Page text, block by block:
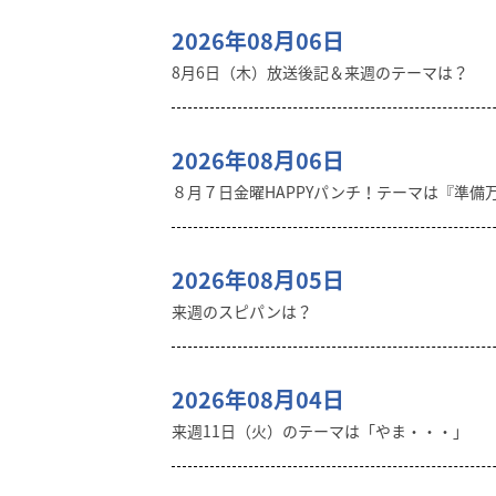
2026年08月06日
8月6日（木）放送後記＆来週のテーマは？
2026年08月06日
８月７日金曜HAPPYパンチ！テーマは『準備
2026年08月05日
来週のスピパンは？
2026年08月04日
来週11日（火）のテーマは「やま・・・」